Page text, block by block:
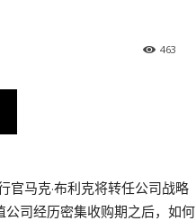
463
马克·布利克将转任公司战略
司经历密集收购期之后，如何